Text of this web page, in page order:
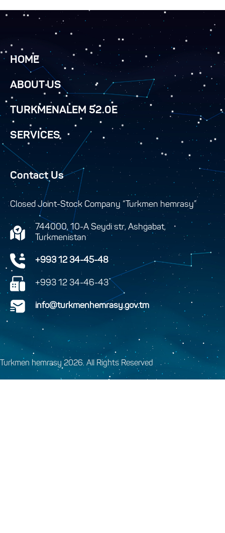
HOME
ABOUT US
TURKMENALEM 52.0E
SERVICES
Contact Us
Closed Joint-Stock Company “Turkmen hemrasy”
744000, 10-A Seydi str, Ashgabat,
Turkmenistan
+993 12 34-45-48
+993 12 34-46-43
info@turkmenhemrasy.gov.tm
Turkmen hemrasy 2026. All Rights Reserved